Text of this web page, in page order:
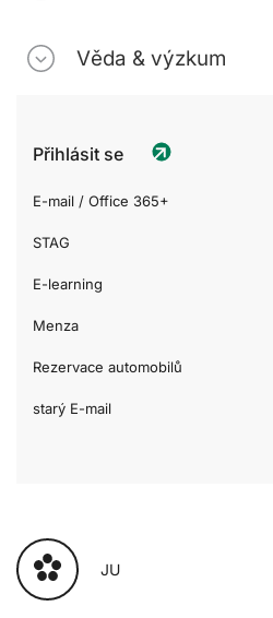
Věda & výzkum
Přihlásit se
E-mail / Office 365+
STAG
E-learning
Menza
Rezervace automobilů
starý E-mail
JU